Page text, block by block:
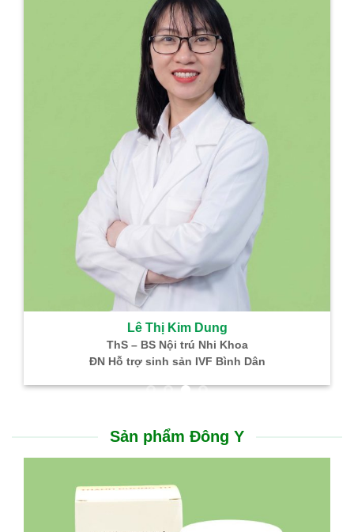
Lê Thị Kim Dung
ThS – BS Nội trú Nhi Khoa
ĐN Hỗ trợ sinh sản IVF Bình Dân
Sản phẩm Đông Y